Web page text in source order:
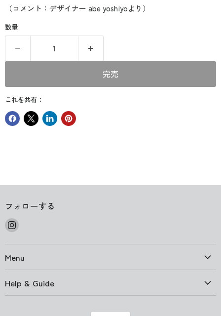
（コメント：デザイナー abe yoshiyoより）
数量
完売
これを共有：
フォローする
Instagram
見
つ
く
Menu
Help & Guide